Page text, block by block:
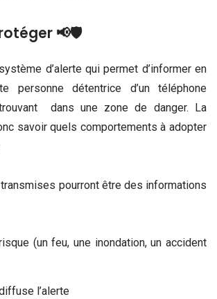
📢🛡️
d’alerte qui permet d’informer en
personne détentrice d’un téléphone
dans une zone de danger. La
savoir quels comportements à adopter
pourront être des informations
(un feu, une inondation, un accident
l’alerte